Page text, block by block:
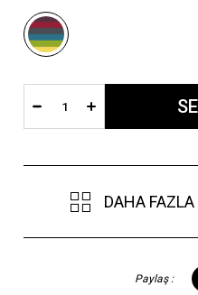
DAHA FAZLA
Paylaş :